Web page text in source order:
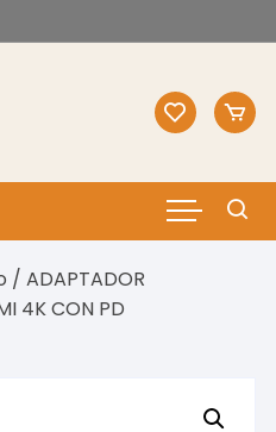
/ ADAPTADOR
4K CON PD